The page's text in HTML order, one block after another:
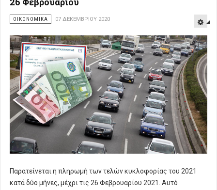
ΟΙΚΟΝΟΜΙΚΑ 07 ΔΕΚΕΜΒΡΊΟΥ 2020
Παρατείνεται η πληρωμή των τελών κυκλοφορίας του 2021
κατά δύο μήνες, μέχρι τις 26 Φεβρουαρίου 2021. Αυτό